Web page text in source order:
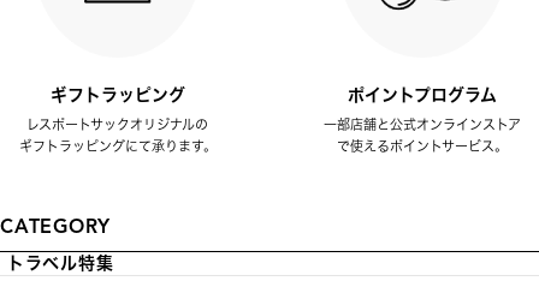
ギフトラッピング
レスポートサックオリジナルの
ギフトラッピングにて承ります。
ポイントプログラム
一部店舗と公式オンラインストア
で使えるポイントサービス。
CATEGORY
トラベル特集